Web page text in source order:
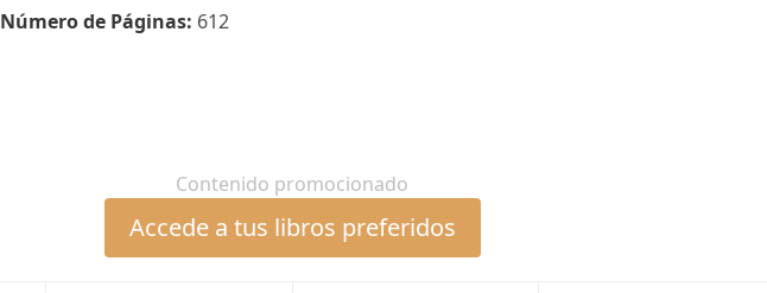
Número de Páginas: 612
Contenido promocionado
Accede a tus libros preferidos